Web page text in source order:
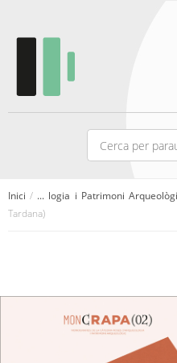
Inici / ... logia i Patrimoni
Tardana)